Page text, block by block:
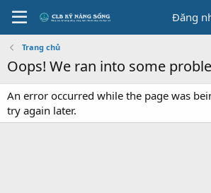
Đăng
Trang chủ
Oops! We ran into some
An error occurred while the page was
try again later.